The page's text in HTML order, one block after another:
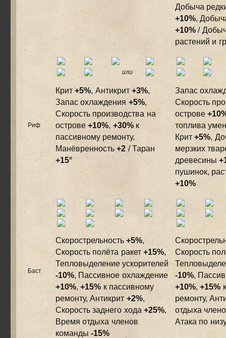
Добыча
+10%,
+10%/
растений и
Риф
или
Крит+5%, Антикрит+3%,
Запас охлаждения +5%,
Скорость производства на
острове+10%, +30%к
пассивному ремонту,
Манёвренность+2 / Таран
+15°
Запас
Скорость
острове
топлива
Крит+5%,
мерзких
древесины
пушинок,
+10%
Баст
Скорострельность+5%,
Скорость полёта ракет+15%,
Тепловыделение ускорителей
-10%, Пассивное охлаждение
+10%,+15% к пассивному
ремонту, Антикрит +2%,
Скорость заднего хода+25%,
Время отдыха членов
команды-15%
Скорость
-10%,
+10%,+15%
ремонту,
отдыха
Атака по